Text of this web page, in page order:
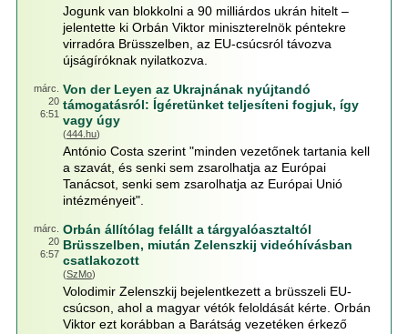
Jogunk van blokkolni a 90 milliárdos ukrán hitelt –
jelentette ki Orbán Viktor miniszterelnök péntekre
virradóra Brüsszelben, az EU-csúcsról távozva
újságíróknak nyilatkozva.
márc.
20
6:51
Von der Leyen az Ukrajnának nyújtandó
támogatásról: Ígéretünket teljesíteni fogjuk, így
vagy úgy
(444.hu)
António Costa szerint "minden vezetőnek tartania kell
a szavát, és senki sem zsarolhatja az Európai
Tanácsot, senki sem zsarolhatja az Európai Unió
intézményeit".
márc.
20
6:57
Orbán állítólag felállt a tárgyalóasztaltól
Brüsszelben, miután Zelenszkij videóhívásban
csatlakozott
(SzMo)
Volodimir Zelenszkij bejelentkezett a brüsszeli EU-
csúcson, ahol a magyar vétók feloldását kérte. Orbán
Viktor ezt korábban a Barátság vezetéken érkező